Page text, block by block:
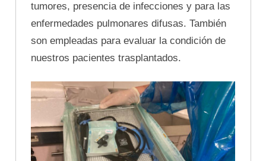
tumores, presencia de infecciones y para las
enfermedades pulmonares difusas. También
son empleadas para evaluar la condición de
nuestros pacientes trasplantados.